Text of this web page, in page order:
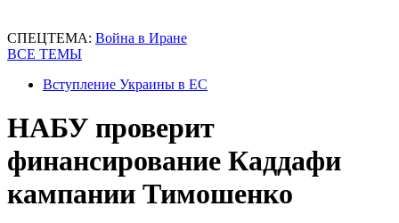
СПЕЦТЕМА: Война в Иране
ВСЕ ТЕМЫ
Вступление Украины в ЕС
НАБУ проверит
финансирование Каддафи
кампании Тимошенко